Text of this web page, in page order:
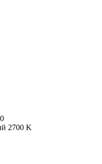
2700 K